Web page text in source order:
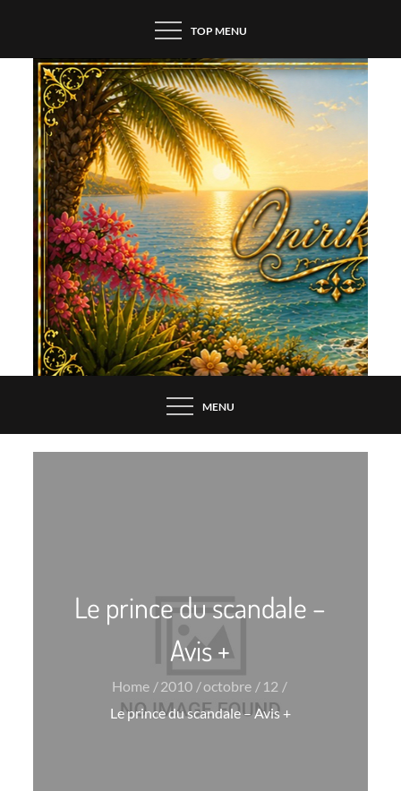
content
TOP MENU
MENU
Le prince du scandale –
Avis +
Home 2010 octobre
12
Le prince du scandale – Avis +